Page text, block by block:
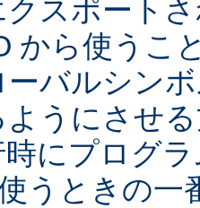
スポート
から使うこ
ーバルシン
うにさせ
時にプログ
うときの一